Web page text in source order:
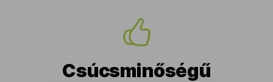
Csúcsminőségű